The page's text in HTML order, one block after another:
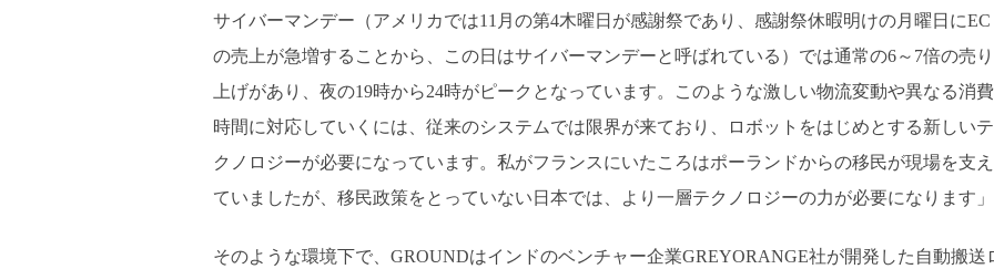
サイバーマンデー（アメリカでは11月の第4木曜日が感謝祭であり、感謝祭休暇明けの月曜日にEC
の売上が急増することから、この日はサイバーマンデーと呼ばれている）では通常の6～7倍の売り
上げがあり、夜の19時から24時がピークとなっています。このような激しい物流変動や異なる消費
時間に対応していくには、従来のシステムでは限界が来ており、ロボットをはじめとする新しいテ
クノロジーが必要になっています。私がフランスにいたころはポーランドからの移民が現場を支え
ていましたが、移民政策をとっていない日本では、より一層テクノロジーの力が必要になります」
そのような環境下で、GROUNDはインドのベンチャー企業GREYORANGE社が開発した自動搬送